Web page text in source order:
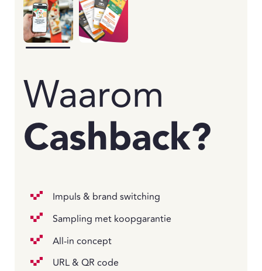
Waarom
Cashback?
Impuls & brand switching
Sampling met koopgarantie
All-in concept
URL & QR code